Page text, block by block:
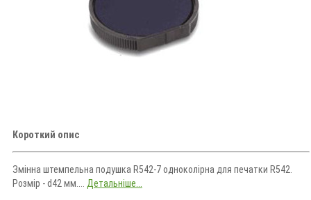
Короткий опис
Змінна штемпельна подушка R542-7 одноколірна для печатки R542.
Розмір - d42 мм.... Детальніше...